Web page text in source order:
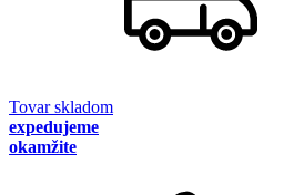
Tovar skladom
expedujeme
okamžite